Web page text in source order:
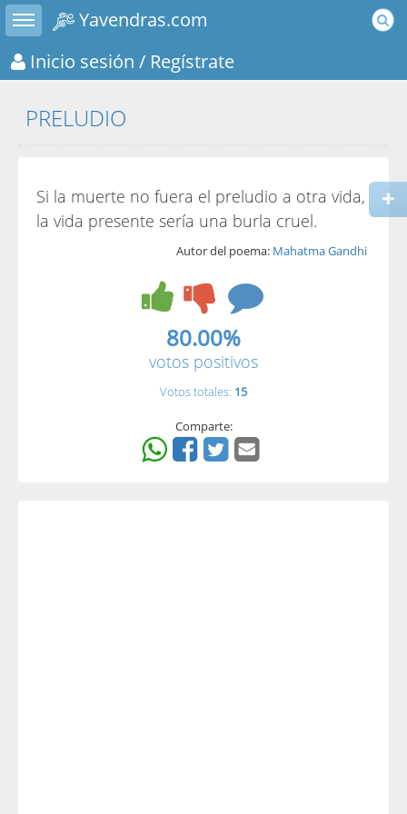
Toggle sidebar
Yavendras.com
Inicio sesión / Regístrate
PRELUDIO
Si la muerte no fuera el preludio a otra vida,
la vida presente sería una burla cruel.
Autor del poema: Mahatma Gandhi
80.00%
votos positivos
Votos totales: 15
Comparte: